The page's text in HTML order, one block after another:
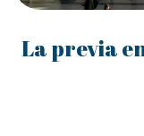
La previa